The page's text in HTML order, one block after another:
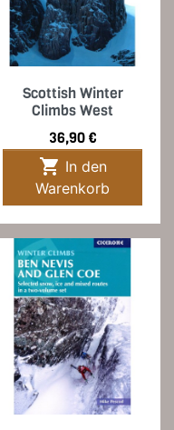
Scottish Winter
Climbs West
Preis
36,90 €

Warenkorb